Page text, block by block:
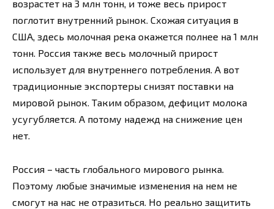
возрастет на 3 млн тонн, и тоже весь прирост
поглотит внутренний рынок. Схожая ситуация в
США, здесь молочная река окажется полнее на 1 млн
тонн. Россия также весь молочный прирост
использует для внутреннего потребления. А вот
традиционные экспортеры снизят поставки на
мировой рынок. Таким образом, дефицит молока
усугубляется. А потому надежд на снижение цен
нет.
Россия – часть глобального мирового рынка.
Поэтому любые значимые изменения на нем не
смогут на нас не отразиться. Но реально защитить